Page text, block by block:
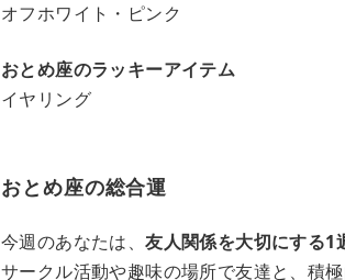
オフホワイト・ピンク
おとめ座のラッキーアイテム
イヤリング
おとめ座の総合運
今週のあなたは、友人関係を大切にする1
サークル活動や趣味の場所で友達と、積